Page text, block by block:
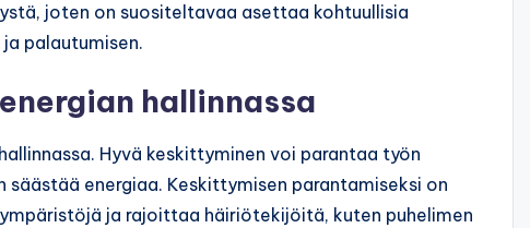
joten on suositeltavaa asettaa kohtuullisia
palautumisen.
hallinnassa
Hyvä keskittyminen voi parantaa työn
energiaa. Keskittymisen parantamiseksi on
ja rajoittaa häiriötekijöitä, kuten puhelimen